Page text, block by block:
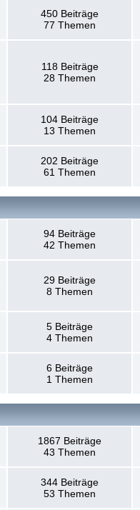
450 Beiträge
77 Themen
118 Beiträge
28 Themen
104 Beiträge
13 Themen
202 Beiträge
61 Themen
94 Beiträge
42 Themen
29 Beiträge
8 Themen
5 Beiträge
4 Themen
6 Beiträge
1 Themen
1867 Beiträge
43 Themen
344 Beiträge
53 Themen